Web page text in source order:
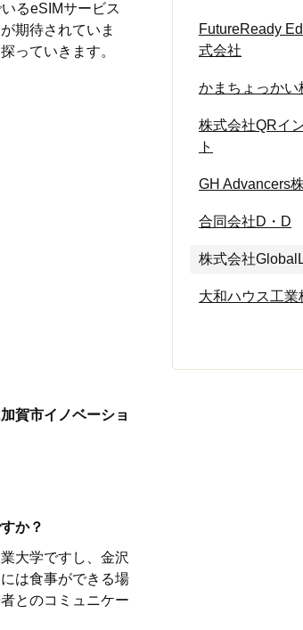
るeSIMサービス
期待されていま
っていきます。
賀市イノベーショ
か？
大学ですし、金沢
は食事ができる場
とのコミュニケー
FutureReady
式会社
かまちょっかい
株式会社QRイ
ト
GH Advancers
合同会社D・D
株式会社
大和ハウス工業